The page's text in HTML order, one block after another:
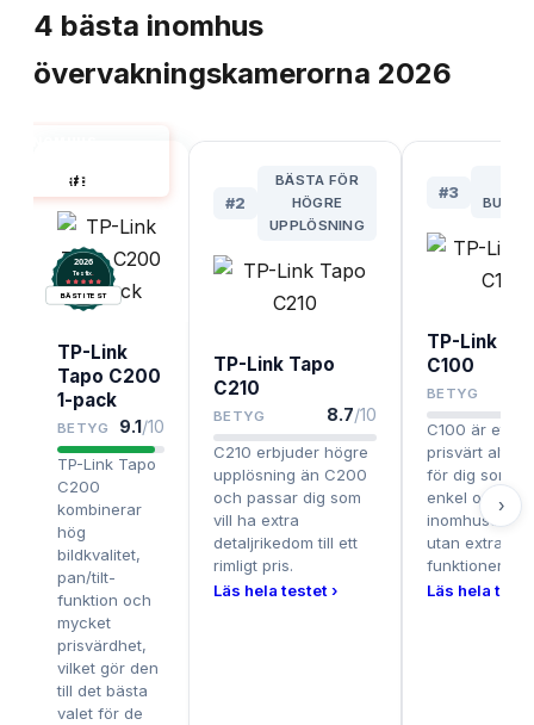
4 bästa inomhus
övervakningskamerorna 2026
BÄST I TEST
#1
2026
Testix.
BÄST I TEST
TP-Link
Tapo C200
1-pack
BETYG 9.1/10
TP-Link Tapo
C200
kombinerar
hög
bildkvalitet,
pan/tilt-
funktion och
mycket
prisvärdhet,
vilket gör den
till det bästa
valet för de
#2
BÄSTA FÖR
HÖGRE
UPPLÖSNING
TP-Link Tapo
C210
BETYG 8.7/10
C210 erbjuder högre
upplösning än C200
och passar dig som
vill ha extra
detaljrikedom till ett
rimligt pris.
Läs hela testet ›
#3
TP-Link
C100
BETYG
C100 är ett
prisvärt
för dig som
enkel och
utan extra
funktioner.
Läs hela
›